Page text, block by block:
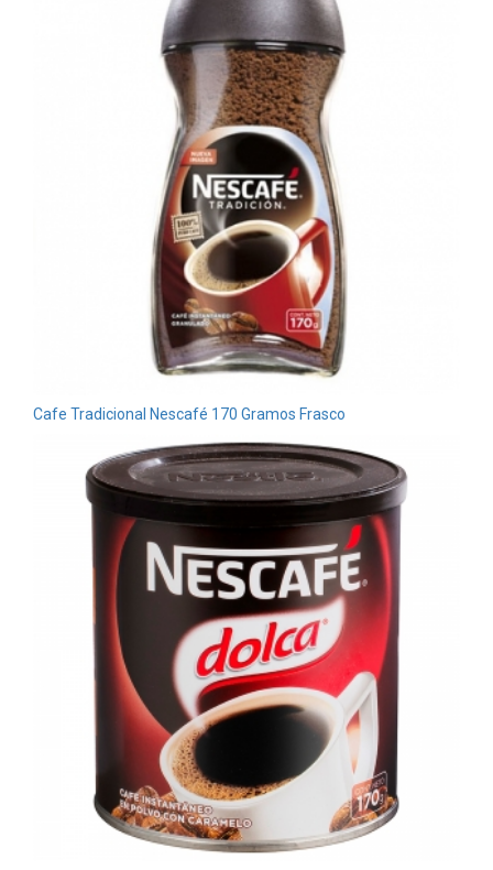
Cafe Tradicional Nescafé 170 Gramos Frasco